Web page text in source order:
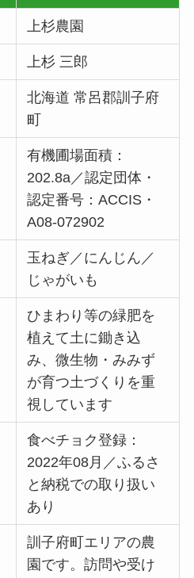
上杉農園
上杉 三郎
北海道 常呂郡訓子府
町
有機圃場面積：
202.8a／認定団体・
認定番号：ACCIS・
A08-072902
玉ねぎ／にんじん／
じゃがいも
ひまわり等の緑肥を
植えて土に鋤き込
み、微生物・みみず
が育つ土づくりを重
視しています
食べチョク登録：
2022年08月／ふるさ
と納税での取り扱い
あり
訓子府町エリアの農
園です。訪問や受け